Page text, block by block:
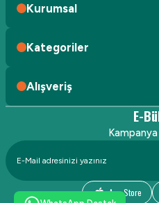
Kurumsal
Kategoriler
Alışveriş
E-
App Store